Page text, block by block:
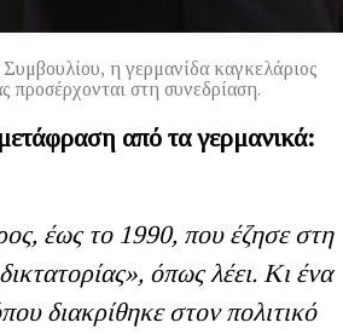
η γερμανίδα καγκελάριος
στη συνεδρίαση.
μετάφραση από τα γερμανικά:
έως το 1990, που έζησε στη
όπως λέει. Κι ένα
διακρίθηκε στον πολιτικό